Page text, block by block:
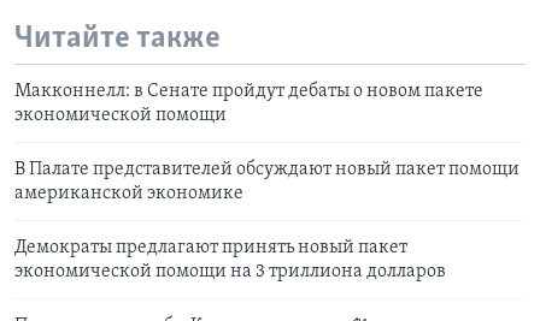
Читайте также
Макконнелл: в Сенате пройдут дебаты о новом пакете
экономической помощи
В Палате представителей обсуждают новый пакет помощи
американской экономике
Демократы предлагают принять новый пакет
экономической помощи на 3 триллиона долларов